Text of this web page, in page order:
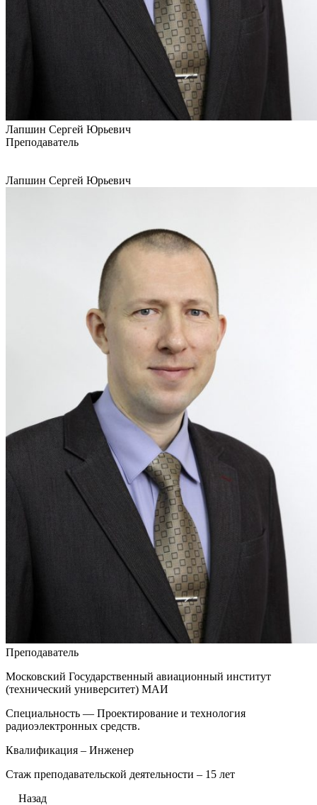
Лапшин Сергей Юрьевич
Преподаватель
Лапшин Сергей Юрьевич
Преподаватель
Московский Государственный авиационный институт
(технический университет) МАИ
Специальность — Проектирование и технология
радиоэлектронных средств.
Квалификация – Инженер
Стаж преподавательской деятельности – 15 лет
Назад